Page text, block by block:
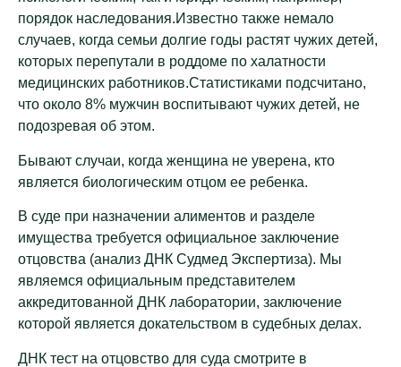
порядок наследования.Известно также немало
случаев, когда семьи долгие годы растят чужих детей,
которых перепутали в роддоме по халатности
медицинских работников.Статистиками подсчитано,
что около 8% мужчин воспитывают чужих детей, не
подозревая об этом.
Бывают случаи, когда женщина не уверена, кто
является биологическим отцом ее ребенка.
В суде при назначении алиментов и разделе
имущества требуется официальное заключение
отцовства (анализ ДНК Судмед Экспертиза). Мы
являемся официальным представителем
аккредитованной ДНК лаборатории, заключение
которой является докательством в судебных делах.
ДНК тест на отцовство для суда смотрите в